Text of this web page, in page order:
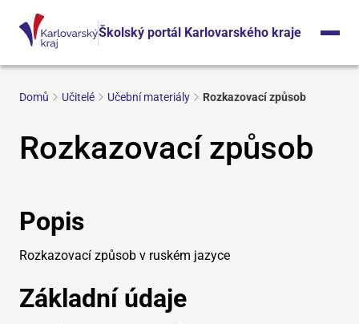
Školský portál Karlovarského kraje
Domů Učitelé Učební materiály Rozkazovací způsob
Rozkazovací způsob
Popis
Rozkazovací způsob v ruském jazyce
Základní údaje